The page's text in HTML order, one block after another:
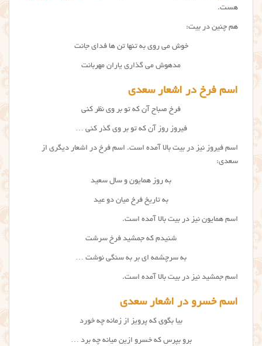
هست.
هم چنین در بیت:
خوش می روی به تنها تن ها فدای جانت
مدهوش می گذاری یاران مهربانت
اسم فرخ در اشعار سعدی
فرخ صباح آن که تو بر وی نظر کنی
فیروز روز آن که تو بر وی گذر کنی …
اسم فیروز نیز در بیت بالا آمده است. اسم فرخ در اشعار دیگری از
سعدی:
به روز همایون و سال سعید
به تاریخ فرخ میان دو عید
اسم همایون نیز در بیت بالا آمده است.
شنیدم که جمشید فرخ سرشت
به سرچشمه ای بر به سنگی نوشت …
اسم جمشید نیز در بیت بالا آمده است.
اسم خسرو در اشعار سعدی
بیا بگوی که پرویز از زمانه چه خورد
برو بپرس که خسرو ازین میانه چه برد …